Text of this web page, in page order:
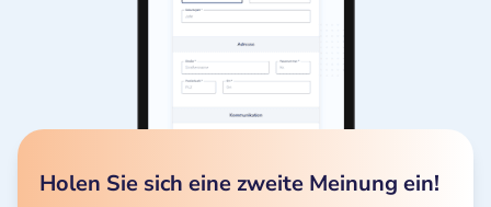
Holen Sie sich eine zweite Meinung ein!